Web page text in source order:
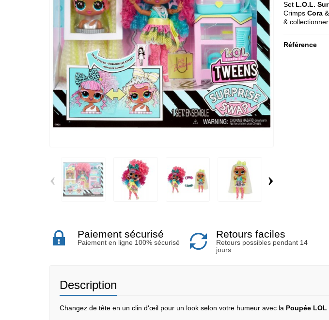
‹ ›
Set L.O.L.
Crimps Cora
&
Référence
Paiement sécurisé
Paiement en ligne 100% sécurisé
Retours faciles
Retours possibles pendant 14
jours
Description
Changez de tête en un clin d'œil pour un look selon votre humeur avec la Poupée